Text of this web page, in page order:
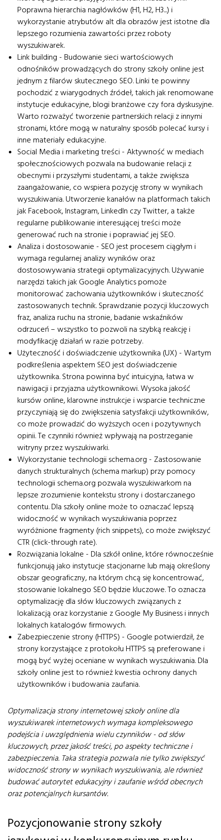
Poprawna hierarchia nagłówków (H1, H2, H3...) i
wykorzystanie atrybutów alt dla obrazów jest istotne dla
lepszego rozumienia zawartości przez roboty
wyszukiwarek.
Link building - Budowanie sieci wartościowych
odnośników prowadzących do strony szkoły online jest
jednym z filarów skutecznego SEO. Linki te powinny
pochodzić z wiarygodnych źródeł, takich jak renomowane
instytucje edukacyjne, blogi branżowe czy fora dyskusyjne.
Warto rozważyć tworzenie partnerskich relacji z innymi
stronami, które mogą w naturalny sposób polecać kursy i
inne materiały edukacyjne.
Social Media i marketing treści - Aktywność w mediach
społecznościowych pozwala na budowanie relacji z
obecnymi i przyszłymi studentami, a także zwiększa
zaangażowanie, co wspiera pozycję strony w wynikach
wyszukiwania. Utworzenie kanałów na platformach takich
jak Facebook, Instagram, LinkedIn czy Twitter, a także
regularne publikowanie interesującej treści może
generować ruch na stronie i poprawiać jej SEO.
Analiza i dostosowanie - SEO jest procesem ciągłym i
wymaga regularnej analizy wyników oraz
dostosowywania strategii optymalizacyjnych. Używanie
narzędzi takich jak Google Analytics pomoże
monitorować zachowania użytkowników i skuteczność
zastosowanych technik. Sprawdzanie pozycji kluczowych
fraz, analiza ruchu na stronie, badanie wskaźników
odrzuceń – wszystko to pozwoli na szybką reakcję i
modyfikację działań w razie potrzeby.
Użyteczność i doświadczenie użytkownika (UX) - Wartym
podkreślenia aspektem SEO jest doświadczenie
użytkownika. Strona powinna być intuicyjna, łatwa w
nawigacji i przyjazna użytkownikowi. Wysoka jakość
kursów online, klarowne instrukcje i wsparcie techniczne
przyczyniają się do zwiększenia satysfakcji użytkowników,
co może prowadzić do wyższych ocen i pozytywnych
opinii. Te czynniki również wpływają na postrzeganie
witryny przez wyszukiwarki.
Wykorzystanie technologii schema.org - Zastosowanie
danych strukturalnych (schema markup) przy pomocy
technologii schema.org pozwala wyszukiwarkom na
lepsze zrozumienie kontekstu strony i dostarczanego
contentu. Dla szkoły online może to oznaczać lepszą
widoczność w wynikach wyszukiwania poprzez
wyróżnione fragmenty (rich snippets), co może zwiększyć
CTR (click-through rate).
Rozwiązania lokalne - Dla szkół online, które równocześnie
funkcjonują jako instytucje stacjonarne lub mają określony
obszar geograficzny, na którym chcą się koncentrować,
stosowanie lokalnego SEO będzie kluczowe. To oznacza
optymalizację dla słów kluczowych związanych z
lokalizacją oraz korzystanie z Google My Business i innych
lokalnych katalogów firmowych.
Zabezpieczenie strony (HTTPS) - Google potwierdził, że
strony korzystające z protokołu HTTPS są preferowane i
mogą być wyżej oceniane w wynikach wyszukiwania. Dla
szkoły online jest to również kwestia ochrony danych
użytkowników i budowania zaufania.
Optymalizacja strony internetowej szkoły online dla
wyszukiwarek internetowych wymaga kompleksowego
podejścia i uwzględnienia wielu czynników - od słów
kluczowych, przez jakość treści, po aspekty techniczne i
zabezpieczenia. Taka strategia pozwala nie tylko zwiększyć
widoczność strony w wynikach wyszukiwania, ale również
budować autorytet edukacyjny i zaufanie wśród obecnych
oraz potencjalnych kursantów.
Pozycjonowanie strony szkoły